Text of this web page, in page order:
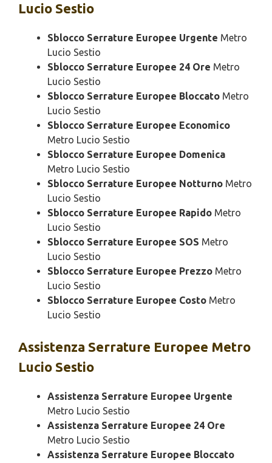
Lucio Sestio
Sblocco Serrature Europee Urgente Metro
Lucio Sestio
Sblocco Serrature Europee 24 Ore Metro
Lucio Sestio
Sblocco Serrature Europee Bloccato Metro
Lucio Sestio
Sblocco Serrature Europee Economico
Metro Lucio Sestio
Sblocco Serrature Europee Domenica
Metro Lucio Sestio
Sblocco Serrature Europee Notturno Metro
Lucio Sestio
Sblocco Serrature Europee Rapido Metro
Lucio Sestio
Sblocco Serrature Europee SOS Metro
Lucio Sestio
Sblocco Serrature Europee Prezzo Metro
Lucio Sestio
Sblocco Serrature Europee Costo Metro
Lucio Sestio
Assistenza Serrature Europee Metro
Lucio Sestio
Assistenza Serrature Europee Urgente
Metro Lucio Sestio
Assistenza Serrature Europee 24 Ore
Metro Lucio Sestio
Assistenza Serrature Europee Bloccato